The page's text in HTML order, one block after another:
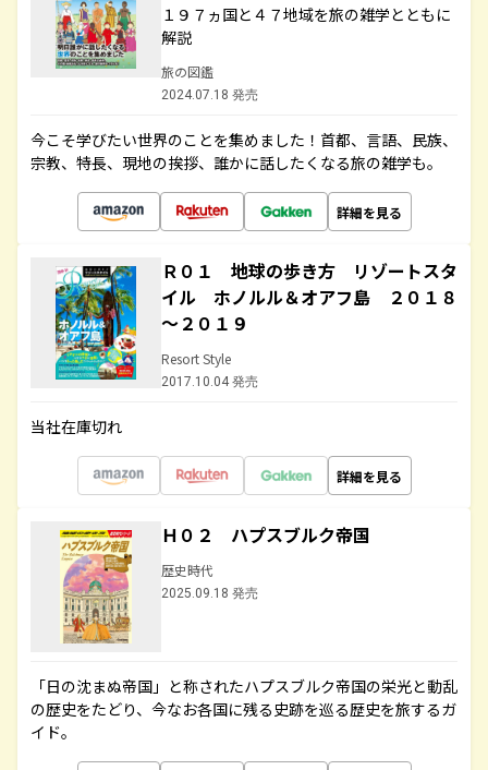
１９７ヵ国と４７地域を旅の雑学とともに
解説
旅の図鑑
2024.07.18 発売
今こそ学びたい世界のことを集めました！首都、言語、民族、
宗教、特長、現地の挨拶、誰かに話したくなる旅の雑学も。
詳細を見る
Ｒ０１ 地球の歩き方 リゾートスタ
イル ホノルル＆オアフ島 ２０１８
～２０１９
Resort Style
2017.10.04 発売
当社在庫切れ
詳細を見る
Ｈ０２ ハプスブルク帝国
歴史時代
2025.09.18 発売
「日の沈まぬ帝国」と称されたハプスブルク帝国の栄光と動乱
の歴史をたどり、今なお各国に残る史跡を巡る歴史を旅するガ
イド。